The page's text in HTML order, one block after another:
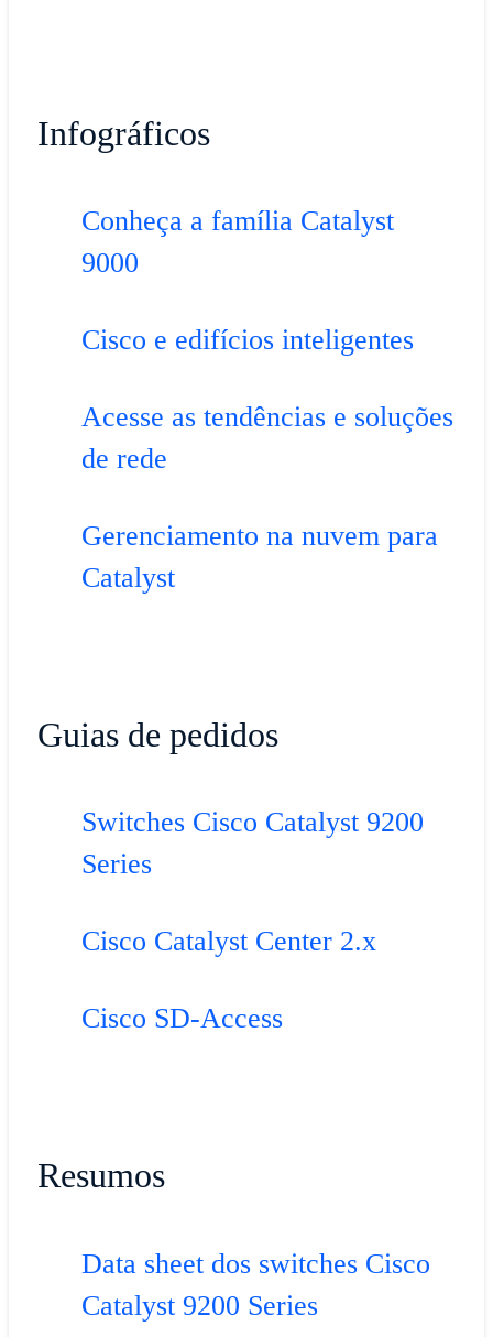
Infográficos
Conheça a família Catalyst
9000
Cisco e edifícios inteligentes
Acesse as tendências e soluções
de rede
Gerenciamento na nuvem para
Catalyst
Guias de pedidos
Switches Cisco Catalyst 9200
Series
Cisco Catalyst Center 2.x
Cisco SD-Access
Resumos
Data sheet dos switches Cisco
Catalyst 9200 Series